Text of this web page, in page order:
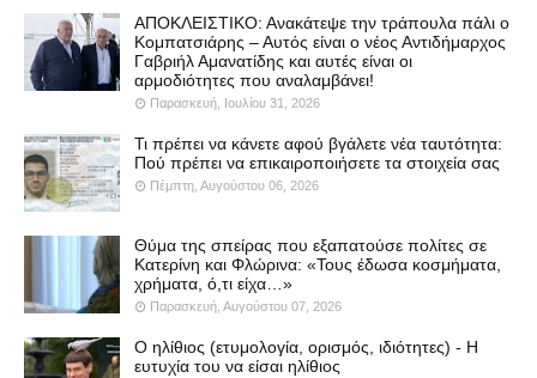
ΑΠΟΚΛΕΙΣΤΙΚΟ: Ανακάτεψε την τράπουλα πάλι ο
Κομπατσιάρης – Αυτός είναι ο νέος Αντιδήμαρχος
Γαβριήλ Αμανατίδης και αυτές είναι οι
αρμοδιότητες που αναλαμβάνει!
Παρασκευή, Ιουλίου 31, 2026
Τι πρέπει να κάνετε αφού βγάλετε νέα ταυτότητα:
Πού πρέπει να επικαιροποιήσετε τα στοιχεία σας
Πέμπτη, Αυγούστου 06, 2026
Θύμα της σπείρας που εξαπατούσε πολίτες σε
Κατερίνη και Φλώρινα: «Τους έδωσα κοσμήματα,
χρήματα, ό,τι είχα…»
Παρασκευή, Αυγούστου 07, 2026
Ο ηλίθιος (ετυμολογία, ορισμός, ιδιότητες) - Η
ευτυχία του να είσαι ηλίθιος